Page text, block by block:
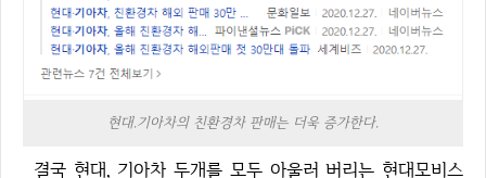
현대.기아차의 친환경차 판매는 더욱 증가한다.
결국 현대, 기아차 두개를 모두 아울러 버리는 현대모비스